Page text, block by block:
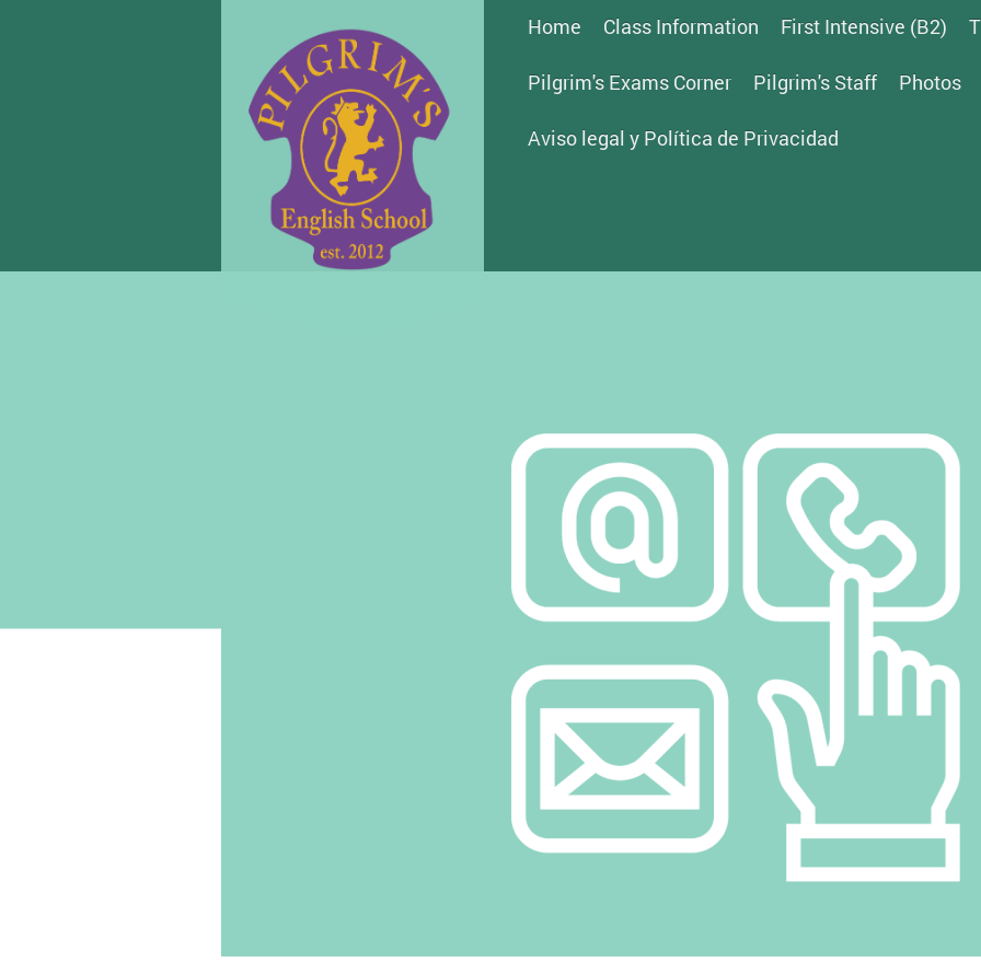
Home Class Information First Intensive (B2)
Pilgrim's Exams Corner Pilgrim's Staff Photos
Aviso legal y Política de Privacidad